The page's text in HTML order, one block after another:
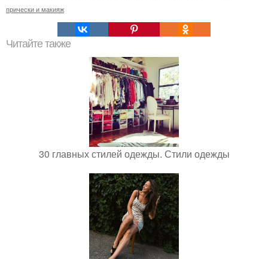
прически и макияж
Читайте также
30 главных стилей одежды. Стили одежды